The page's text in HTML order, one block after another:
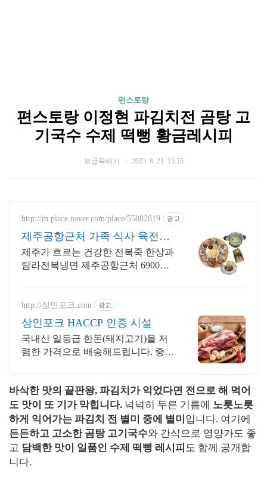
편스토랑
편스토랑 이정현 파김치전 곰탕 고
기국수 수제 떡뻥 황금레시피
보글뚝배기 2023. 8. 21. 15:15
http://m.place.naver.com/place/55882819 광고
제주공항근처 가족 식사 육전고
기국수 6,900원
제주가 흐르는 건강한 전복죽 한상과
탐라전복냉면 제주공항근처 6900원
http://상인포크.com 광고
상인포크 HACCP 인증 시설
국내산 일등급 한돈(돼지고기)을 저
렴한 가격으로 배송해드립니다. 중간
배송)
바삭한 맛의 끝판왕, 파김치가 익었다면 전으로 해 먹어
도 맛이 또 기가 막힙니다. 넉넉히 두른 기름에 노릇노릇
하게 익어가는 파김치 전 별미 중에 별미 입니다. 여기에
든든하고 고소한 곰탕 고기국수와 간식으로 영양가도 좋
고 담백한 맛이 일품인 수제 떡뻥 레시피 도 함께 공개합
니다.